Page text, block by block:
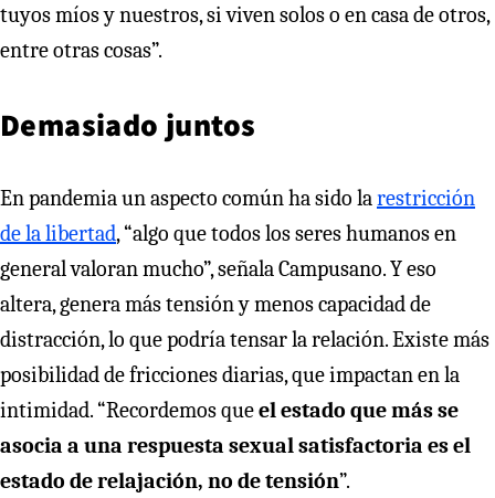
tuyos míos y nuestros, si viven solos o en casa de otros,
entre otras cosas”.
Demasiado juntos
En pandemia un aspecto común ha sido la restricción
de la libertad, “algo que todos los seres humanos en
general valoran mucho”, señala Campusano. Y eso
altera, genera más tensión y menos capacidad de
distracción, lo que podría tensar la relación. Existe más
posibilidad de fricciones diarias, que impactan en la
intimidad. “Recordemos queel estado que más se
asocia a una respuesta sexual satisfactoria es el
estado de relajación, no de tensión”.